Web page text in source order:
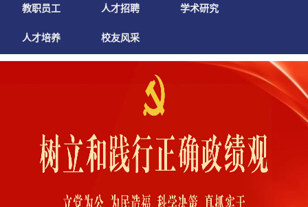
教职员工 人才招聘 学术研究
人才培养 校友风采